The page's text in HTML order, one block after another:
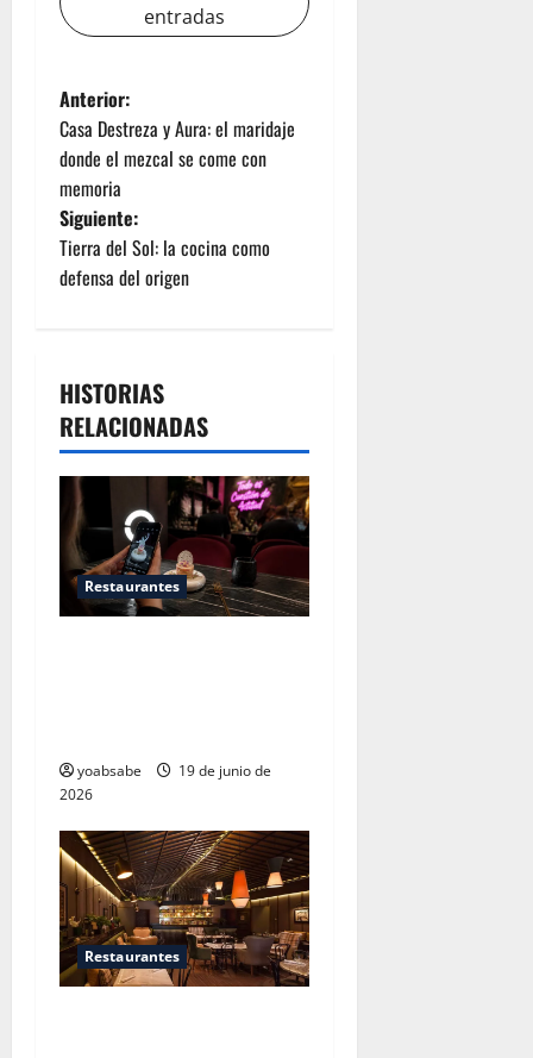
entradas
Anterior:
Casa Destreza y Aura: el maridaje
donde el mezcal se come con
memoria
Siguiente:
Tierra del Sol: la cocina como
defensa del origen
HISTORIAS
RELACIONADAS
Restaurantes
yoabsabe
19 de junio de
2026
Restaurantes